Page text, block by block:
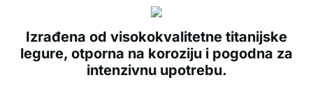
Izrađena od visokokvalitetne titanijske
legure, otporna na koroziju i pogodna za
intenzivnu upotrebu.